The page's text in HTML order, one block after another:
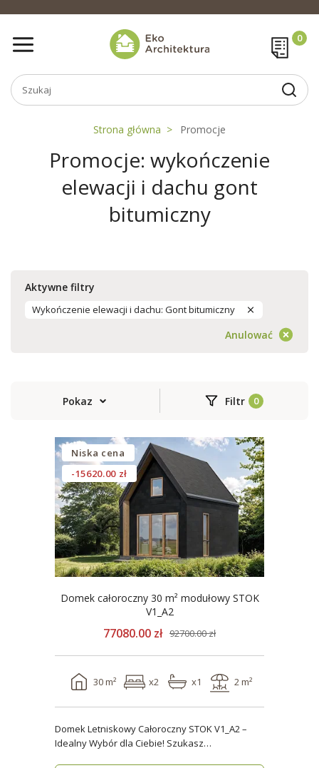
Strona główna Promocje
Promocje: wykończenie
elewacji i dachu gont
bitumiczny
Aktywne filtry
Wykończenie elewacji i dachu: Gont bitumiczny
Anulować
Pokaz Filtr
Niska cena
-15620.00 zł
Domek całoroczny 30 m² modułowy STOK
V1_A2
77080.00 zł 92700.00 zł
30 m² x2 x1 2 m²
Domek Letniskowy Całoroczny STOK V1_A2 –
Idealny Wybór dla Ciebie! Szukasz